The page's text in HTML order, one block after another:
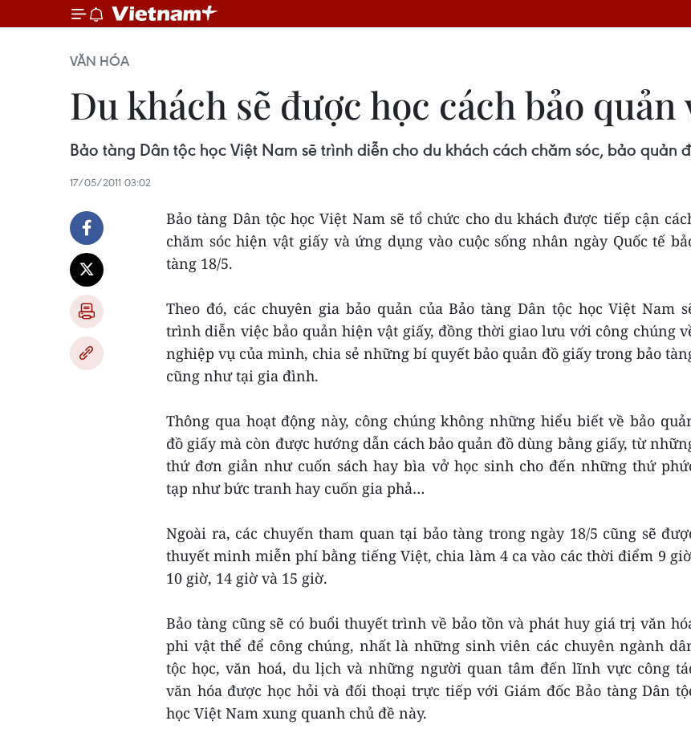
VĂN HÓA
Du khách sẽ được học cách bảo
Bảo tàng Dân tộc học Việt Nam sẽ trình diễn cho du khách cách chăm sóc, bảo
17/05/2011 03:02
Bảo tàng Dân tộc học Việt Nam sẽ tổ chức cho du khách được tiếp cận
chăm sóc hiện vật giấy và ứng dụng vào cuộc sống nhân ngày Quốc tế
tàng 18/5.
Theo đó, các chuyên gia bảo quản của Bảo tàng Dân tộc học Việt Nam
trình diễn việc bảo quản hiện vật giấy, đồng thời giao lưu với công chúng
nghiệp vụ của mình, chia sẻ những bí quyết bảo quản đồ giấy trong bảo
cũng như tại gia đình.
Thông qua hoạt động này, công chúng không những hiểu biết về bảo
đồ giấy mà còn được hướng dẫn cách bảo quản đồ dùng bằng giấy, từ
thứ đơn giản như cuốn sách hay bìa vở học sinh cho đến những thứ
tạp như bức tranh hay cuốn gia phả…
Ngoài ra, các chuyến tham quan tại bảo tàng trong ngày 18/5 cũng sẽ
thuyết minh miễn phí bằng tiếng Việt, chia làm 4 ca vào các thời điểm 9
10 giờ, 14 giờ và 15 giờ.
Bảo tàng cũng sẽ có buổi thuyết trình về bảo tồn và phát huy giá trị văn
phi vật thể để công chúng, nhất là những sinh viên các chuyên ngành
tộc học, văn hoá, du lịch và những người quan tâm đến lĩnh vực công
văn hóa được học hỏi và đối thoại trực tiếp với Giám đốc Bảo tàng Dân
học Việt Nam xung quanh chủ đề này.